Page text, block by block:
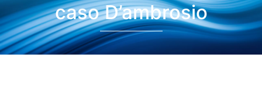
caso D’ambrosio